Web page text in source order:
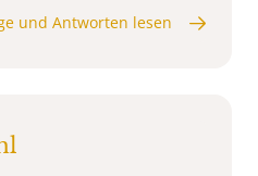
und Antworten lesen